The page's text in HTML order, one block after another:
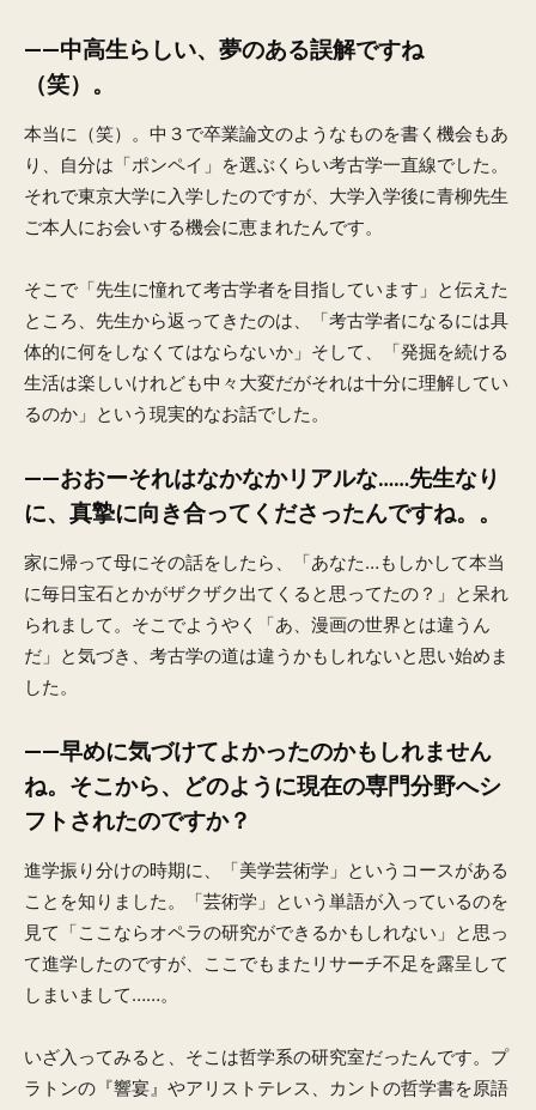
——中高生らしい、夢のある誤解ですね
（笑）。
本当に（笑）。中３で卒業論文のようなものを書く機会もあ
り、自分は「ポンペイ」を選ぶくらい考古学一直線でした。
それで東京大学に入学したのですが、大学入学後に青柳先生
ご本人にお会いする機会に恵まれたんです。
そこで「先生に憧れて考古学者を目指しています」と伝えた
ところ、先生から返ってきたのは、「考古学者になるには具
体的に何をしなくてはならないか」そして、「発掘を続ける
生活は楽しいけれども中々大変だがそれは十分に理解してい
るのか」という現実的なお話でした。
——おおーそれはなかなかリアルな……先生なり
に、真摯に向き合ってくださったんですね。。
家に帰って母にその話をしたら、「あなた…もしかして本当
に毎日宝石とかがザクザク出てくると思ってたの？」と呆れ
られまして。そこでようやく「あ、漫画の世界とは違うん
だ」と気づき、考古学の道は違うかもしれないと思い始めま
した。
——早めに気づけてよかったのかもしれません
ね。そこから、どのように現在の専門分野へシ
フトされたのですか？
進学振り分けの時期に、「美学芸術学」というコースがある
ことを知りました。「芸術学」という単語が入っているのを
見て「ここならオペラの研究ができるかもしれない」と思っ
て進学したのですが、ここでもまたリサーチ不足を露呈して
しまいまして……。
いざ入ってみると、そこは哲学系の研究室だったんです。プ
ラトンの『響宴』やアリストテレス、カントの哲学書を原語